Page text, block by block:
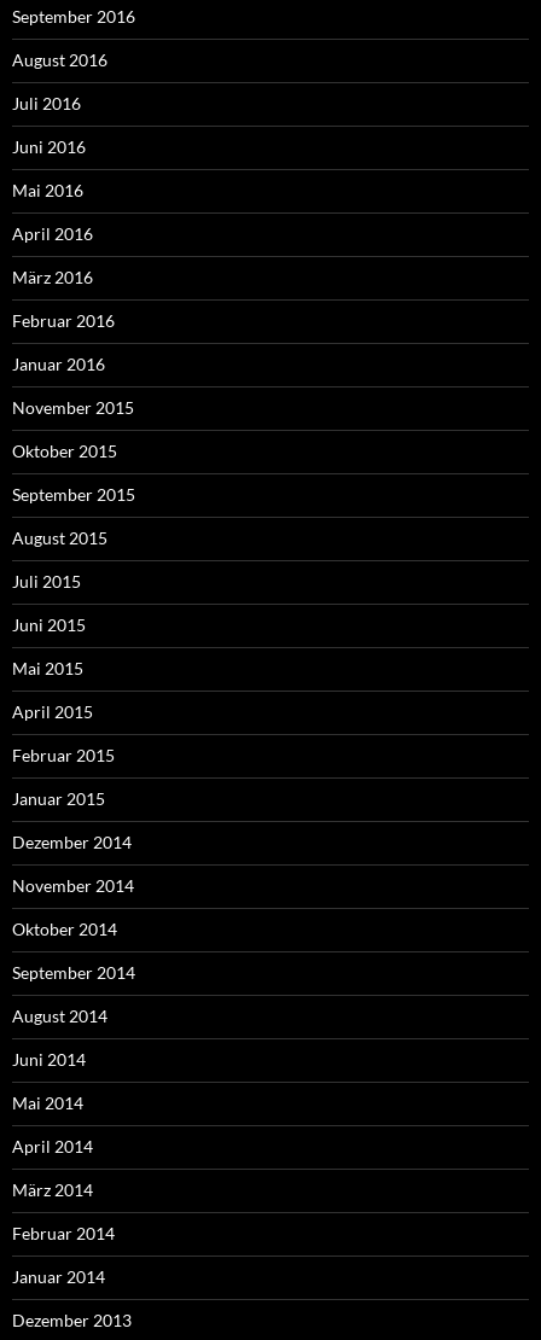
September 2016
August 2016
Juli 2016
Juni 2016
Mai 2016
April 2016
März 2016
Februar 2016
Januar 2016
November 2015
Oktober 2015
September 2015
August 2015
Juli 2015
Juni 2015
Mai 2015
April 2015
Februar 2015
Januar 2015
Dezember 2014
November 2014
Oktober 2014
September 2014
August 2014
Juni 2014
Mai 2014
April 2014
März 2014
Februar 2014
Januar 2014
Dezember 2013